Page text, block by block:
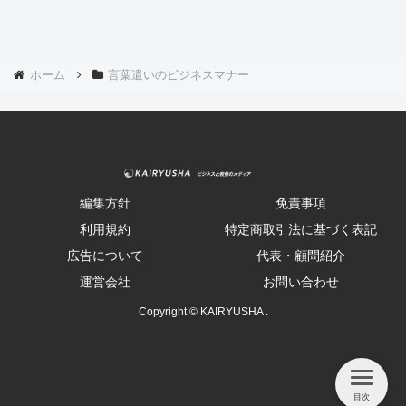
ホーム 言葉遣いのビジネスマナー
編集方針
免責事項
利用規約
特定商取引法に基づく表記
広告について
代表・顧問紹介
運営会社
お問い合わせ
Copyright © KAIRYUSHA .
目次